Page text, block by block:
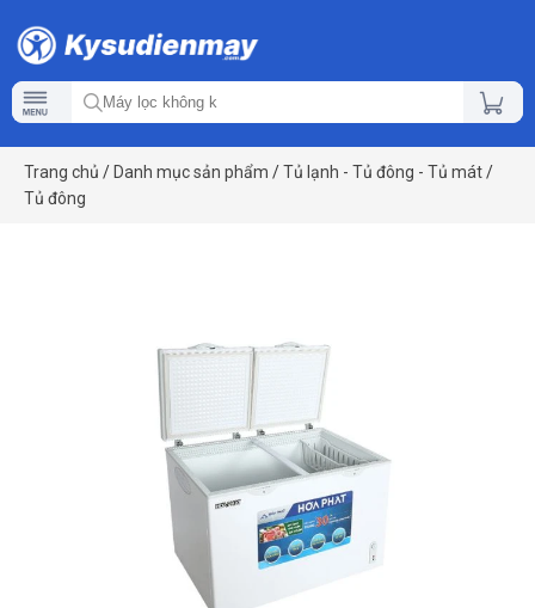
Trang chủ / Danh mục sản phẩm /Tủ lạnh - Tủ đông - Tủ mát/
Tủ đông